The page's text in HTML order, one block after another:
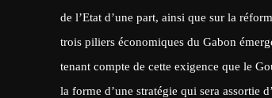
de l’Etat d’une part, ainsi que sur la
trois piliers économiques du Gabon
tenant compte de cette exigence que le
la forme d’une stratégie qui sera assortie